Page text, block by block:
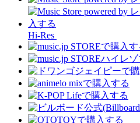
Hi-Res